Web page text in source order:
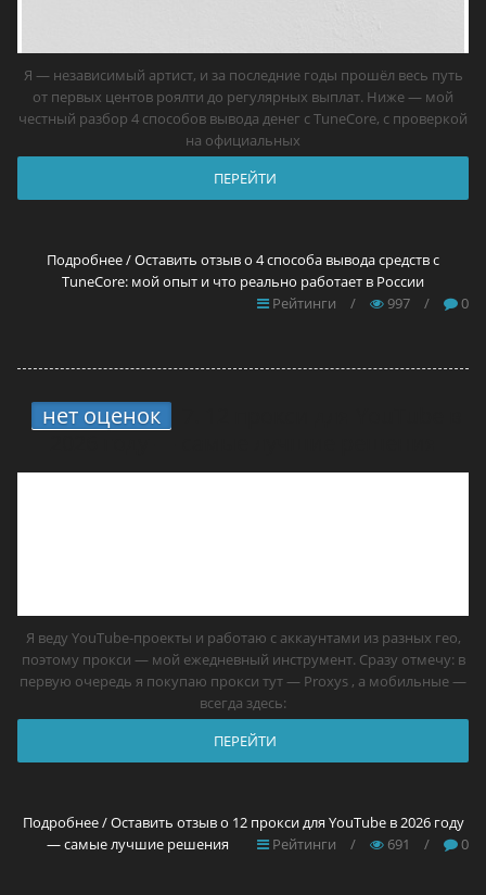
Я — независимый артист, и за последние годы прошёл весь путь
от первых центов роялти до регулярных выплат. Ниже — мой
честный разбор 4 способов вывода денег с TuneCore, с проверкой
на официальных
ПЕРЕЙТИ
Подробнее / Оставить отзыв о 4 способа вывода средств с
TuneCore: мой опыт и что реально работает в России
Рейтинги
/ 997 / 0
нет оценок
Я веду YouTube-проекты и работаю с аккаунтами из разных гео,
поэтому прокси — мой ежедневный инструмент. Сразу отмечу: в
первую очередь я покупаю прокси тут — Proxys , а мобильные —
всегда здесь:
ПЕРЕЙТИ
Подробнее / Оставить отзыв о 12 прокси для YouTube в 2026 году
— самые лучшие решения
Рейтинги / 691 / 0